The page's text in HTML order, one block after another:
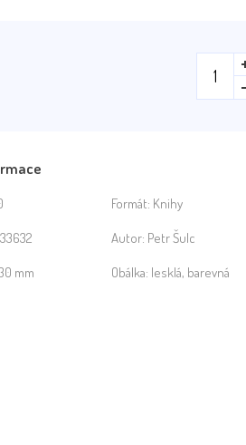
Poradím
mm
Formát: Knihy
Autor: Petr Šulc
Obálka: lesklá, barevná